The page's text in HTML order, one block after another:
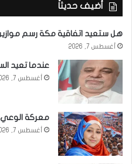
أضيف حديثاً
هل ستعيد اتفاقية مكة رسم
أغسطس 7, 2026
عندما تعيد
أغسطس 7, 2026
معركة الوعي
أغسطس 7, 2026